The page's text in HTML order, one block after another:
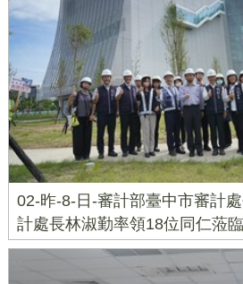
02-昨-8-日-審計部臺中市審計
計處長林淑勤率領18位同仁蒞